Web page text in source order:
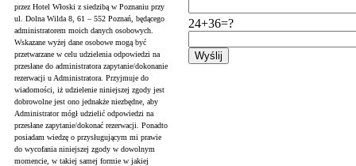
przez Hotel Włoski z siedzibą w Poznaniu przy
ul. Dolna Wilda 8, 61 – 552 Poznań, będącego
administratorem moich danych osobowych.
Wskazane wyżej dane osobowe mogą być
przetwarzane w celu udzielenia odpowiedzi na
przesłane do administratora zapytanie/dokonanie
rezerwacji u Administratora. Przyjmuje do
wiadomości, iż udzielenie niniejszej zgody jest
dobrowolne jest ono jednakże niezbędne, aby
Administrator mógł udzielić odpowiedzi na
przesłane zapytanie/dokonać rezerwacji. Ponadto
posiadam wiedzę o przysługującym mi prawie
do wycofania niniejszej zgody w dowolnym
momencie, w takiej samej formie w jakiej
24+36=?